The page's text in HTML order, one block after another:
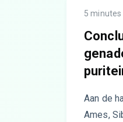
5 minutes
Aan de
Ames,